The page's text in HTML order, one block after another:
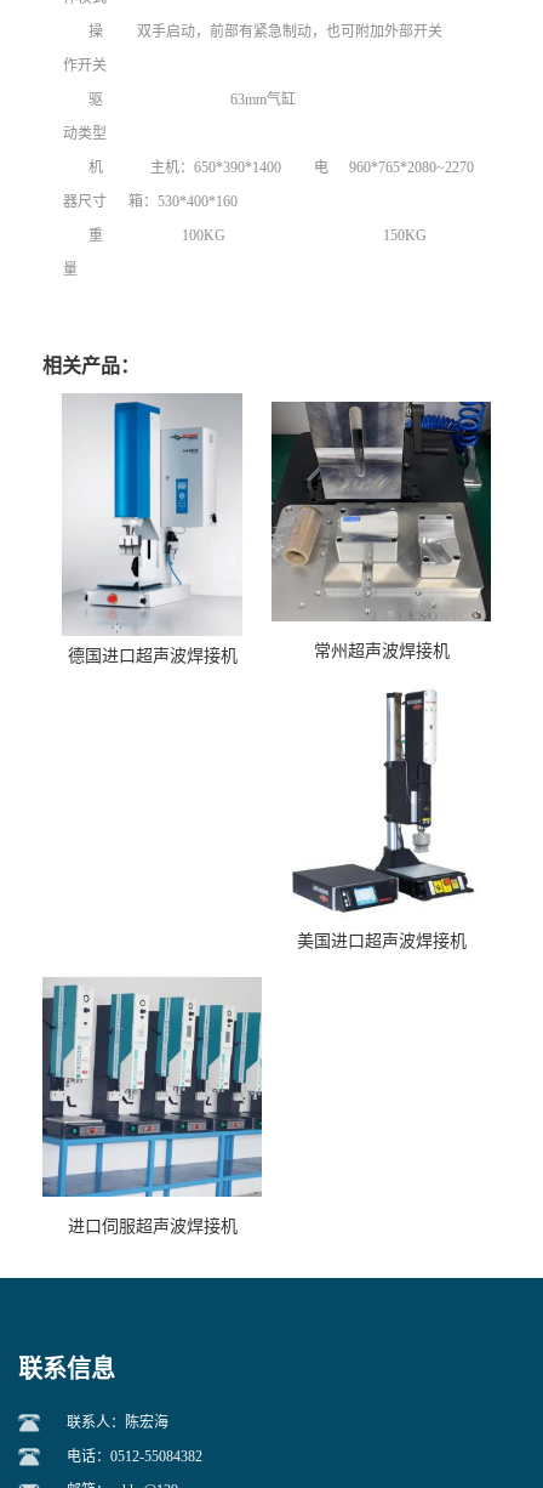
操
作开关
双手启动，前部有紧急制动，也可附加外部开关
驱
动类型
63mm气缸
机
器尺寸
主机： 650*390*1400 电
箱： 530*400*160
960*765*2080~2270
重
量
100KG 150KG
相关产品：
德国进口超声波焊接机 常州超声波焊接机
美国进口超声波焊接机
进口伺服超声波焊接机
联系信息
联系人：陈宏海
电话：0512-55084382